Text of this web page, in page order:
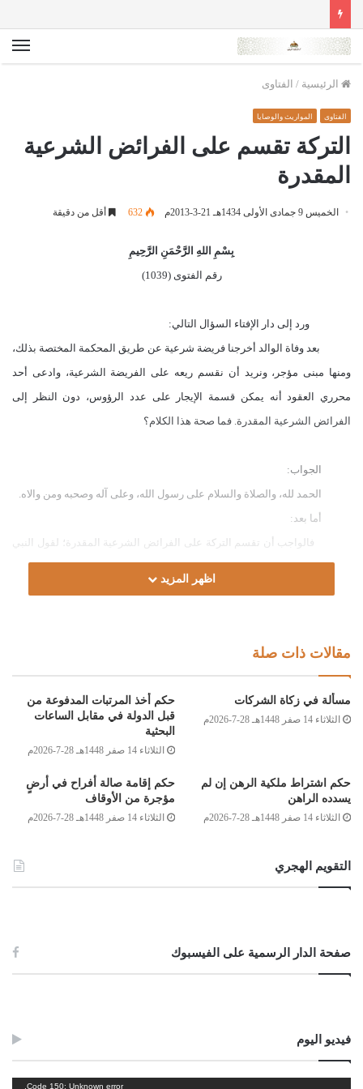
الرئيسية / الفتاوى
الفتاوى المواريث والوصايا
التركة تقسم على الفرائض الشرعية
المقدرة
الخميس 9 جمادى الأولى 1434هـ 21-3-2013م 632 أقل من دقيقة
بِسْمِ اللهِ الرَّحْمَنِ الرَّحِيمِ
رقم الفتوى (1039)
ورد إلى دار الإفتاء السؤال التالي:
بعد وفاة الوالد أخرجنا فريضة شرعية عن طريق المحكمة المختصة بذلك،
ومنها مبنى مؤجر، ونريد أن نقسم ريعه على الفريضة الشرعية، وادعى أحد
محرري العقود أنه يمكن قسمة الإيجار على عدد الرؤوس، دون النظر إلى
الفرائض الشرعية المقدرة. فما صحة هذا الكلام؟
الجواب:
الحمد لله، والصلاة والسلام على رسول الله، وعلى آله وصحبه ومن والاه.
أما بعد:
فالواجب أن تقسم التركة على الفرائض الشرعية المقدرة؛ لقول النبي
صلى الله عليه وسلم: (إن الله أعطى لكل ذي حق حقه)[الترمذي: 2267] وقد
الصادق بن عبد الرحمن الغرياني
9/جمادى الأولى/1434هـ
الوسوم
اظهر المزيد
مقالات ذات صلة
مسألة في زكاة الشركات
الثلاثاء 14 صفر 1448هـ 28-7-2026م
حكم أخذ المرتبات المدفوعة من
قبل الدولة في مقابل الساعات
البحثية
الثلاثاء 14 صفر 1448هـ 28-7-2026م
حكم اشتراط ملكية الرهن إن لم
يسدده الراهن
الثلاثاء 14 صفر 1448هـ 28-7-2026م
حكم إقامة صالة أفراح في أرضٍ
مؤجرة من الأوقاف
الثلاثاء 14 صفر 1448هـ 28-7-2026م
التقويم الهجري
صفحة الدار الرسمية على الفيسبوك
فيديو اليوم
Code 150: Unknown error.